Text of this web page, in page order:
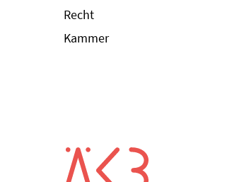
Recht
Kammer